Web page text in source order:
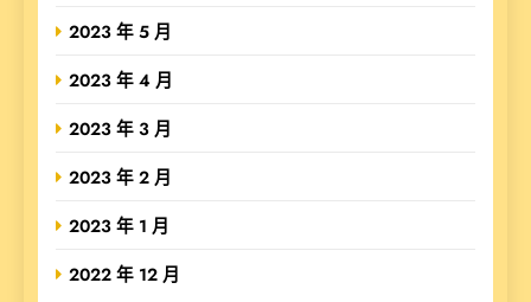
2023 年 5 月
2023 年 4 月
2023 年 3 月
2023 年 2 月
2023 年 1 月
2022 年 12 月